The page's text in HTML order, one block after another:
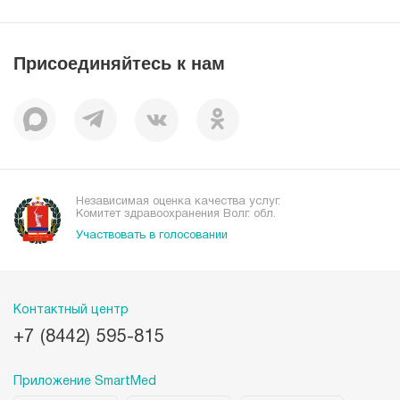
Пациентам
Присоединяйтесь к нам
Независимая оценка качества услуг.
Комитет здравоохранения Волг. обл.
Участвовать в голосовании
Контактный центр
+7 (8442) 595-815
Приложение SmartMed